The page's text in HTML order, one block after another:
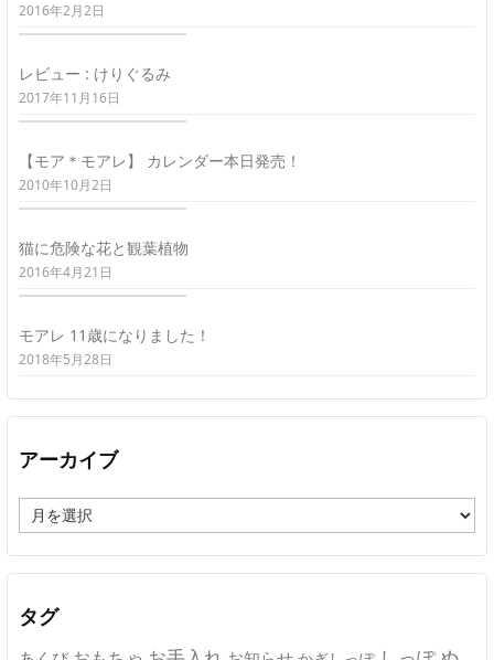
2016年2月2日
レビュー : けりぐるみ
2017年11月16日
【モア＊モアレ】 カレンダー本日発売！
2010年10月2日
猫に危険な花と観葉植物
2016年4月21日
モアレ 11歳になりました！
2018年5月28日
アーカイブ
ー
カ
イ
タグ